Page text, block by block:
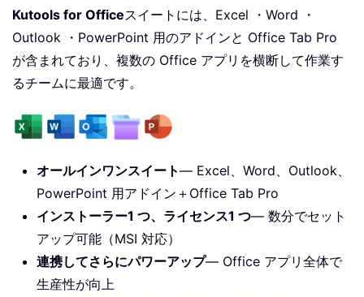
Kutools for Officeスイートには、Excel ・Word ・
Outlook ・PowerPoint 用のアドインと Office Tab Pro
が含まれており、複数の Office アプリを横断して作業す
るチームに最適です。
オールインワンスイート— Excel、Word、Outlook、
PowerPoint 用アドイン＋Office Tab Pro
インストーラー1 つ、ライセンス1 つ— 数分でセット
アップ可能（MSI 対応）
連携してさらにパワーアップ— Office アプリ全体で
生産性が向上